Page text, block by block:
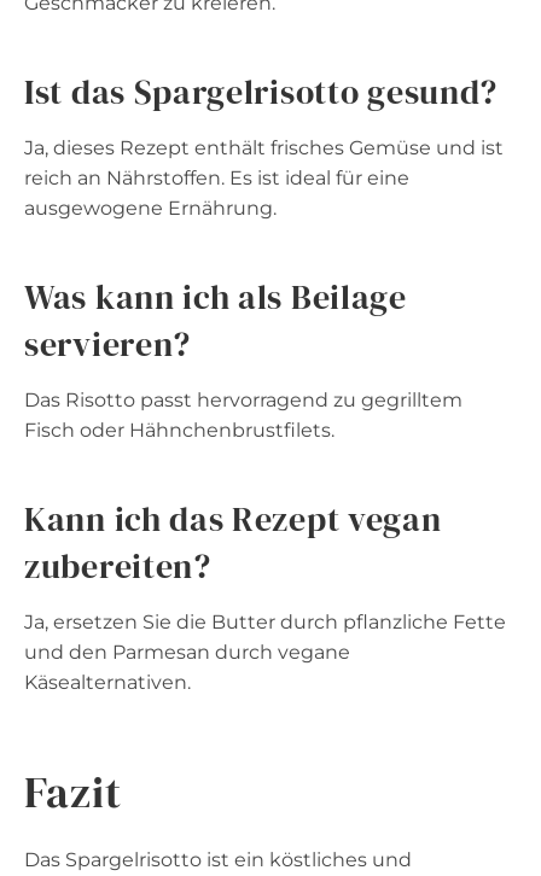
Ist das Spargelrisotto gesund?
Ja, dieses Rezept enthält frisches Gemüse und ist
reich an Nährstoffen. Es ist ideal für eine
ausgewogene Ernährung.
Was kann ich als Beilage
servieren?
Das Risotto passt hervorragend zu gegrilltem
Fisch oder Hähnchenbrustfilets.
Kann ich das Rezept vegan
zubereiten?
Ja, ersetzen Sie die Butter durch pflanzliche Fette
und den Parmesan durch vegane
Käsealternativen.
Fazit
Das Spargelrisotto ist ein köstliches und